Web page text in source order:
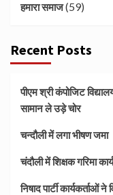
हमारा समाज(59)
Recent Posts
पीएम श्री कंपोजिट
सामान ले उड़े चोर
चन्दौली में लगा भीषण जमा
चंदौली में शिक्षक गरिमा
निषाद पार्टी कार्यकर्ताओं